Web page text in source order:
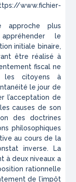
approche plus
le
initiale binaire,
être réalisé à
fiscal ne
les citoyens à
le jour de
l’acceptation de
causes de son
des doctrines
philosophiques
au cours de la
inverse. La
à deux niveaux a
rationnelle
de l’impôt